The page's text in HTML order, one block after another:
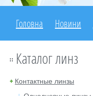
Головна Новини
Каталог линз
Контактные линзы